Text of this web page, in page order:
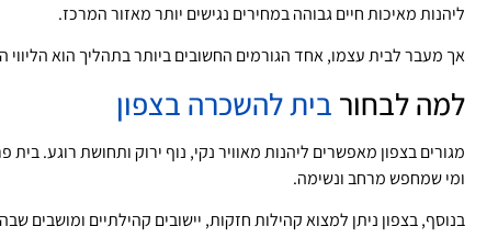
ליהנות מאיכות חיים גבוהה במחירים נגישים יותר מאזור המרכז.
אך מעבר לבית עצמו, אחד הגורמים החשובים ביותר בתהליך הוא הליווי
למה לבחור בית להשכרה בצפון
מגורים בצפון מאפשרים ליהנות מאוויר נקי, נוף ירוק ותחושת רוגע.
ומי שמחפש מרחב ונשימה.
בנוסף, בצפון ניתן למצוא קהילות חזקות, יישובים קהילתיים